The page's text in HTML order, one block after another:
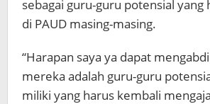
sebagai guru-guru potensial yang
di PAUD masing-masing.
“Harapan saya ya dapat
mereka adalah guru-guru
miliki yang harus kembali